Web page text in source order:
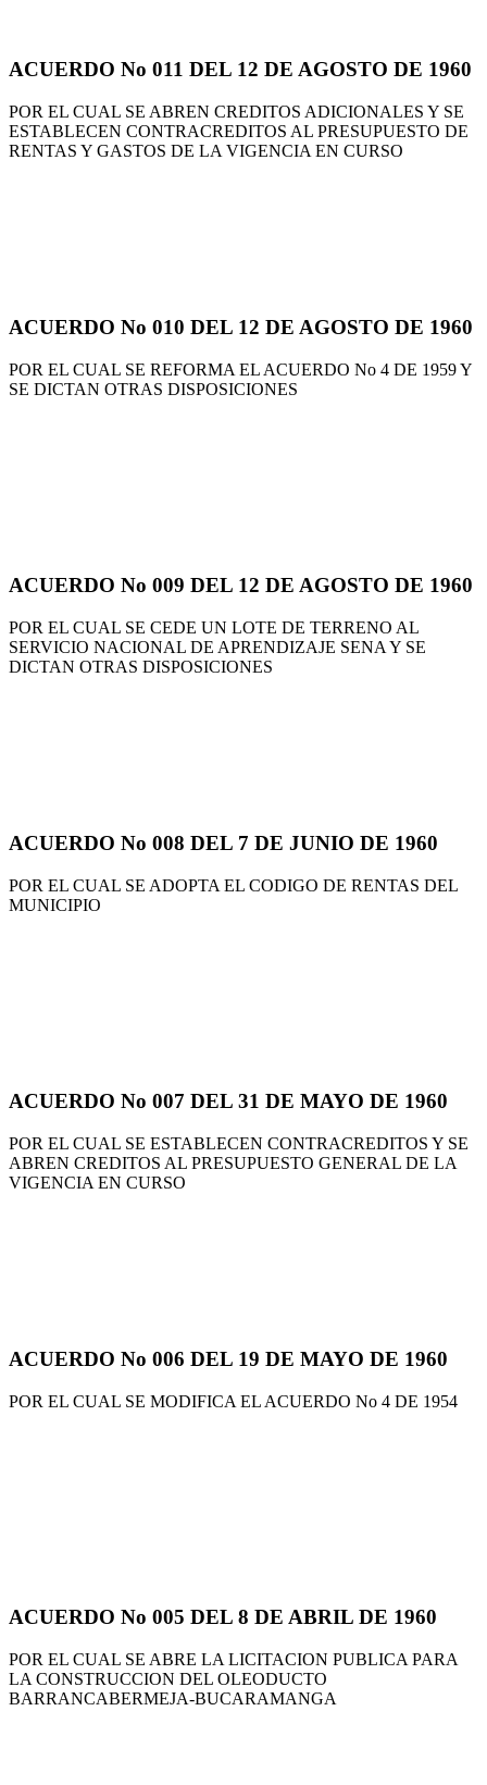
ACUERDO No 011 DEL 12 DE AGOSTO DE 1960
POR EL CUAL SE ABREN CREDITOS ADICIONALES Y SE
ESTABLECEN CONTRACREDITOS AL PRESUPUESTO DE
RENTAS Y GASTOS DE LA VIGENCIA EN CURSO
ACUERDO No 010 DEL 12 DE AGOSTO DE 1960
POR EL CUAL SE REFORMA EL ACUERDO No 4 DE 1959 Y
SE DICTAN OTRAS DISPOSICIONES
ACUERDO No 009 DEL 12 DE AGOSTO DE 1960
POR EL CUAL SE CEDE UN LOTE DE TERRENO AL
SERVICIO NACIONAL DE APRENDIZAJE SENA Y SE
DICTAN OTRAS DISPOSICIONES
ACUERDO No 008 DEL 7 DE JUNIO DE 1960
POR EL CUAL SE ADOPTA EL CODIGO DE RENTAS DEL
MUNICIPIO
ACUERDO No 007 DEL 31 DE MAYO DE 1960
POR EL CUAL SE ESTABLECEN CONTRACREDITOS Y SE
ABREN CREDITOS AL PRESUPUESTO GENERAL DE LA
VIGENCIA EN CURSO
ACUERDO No 006 DEL 19 DE MAYO DE 1960
POR EL CUAL SE MODIFICA EL ACUERDO No 4 DE 1954
ACUERDO No 005 DEL 8 DE ABRIL DE 1960
POR EL CUAL SE ABRE LA LICITACION PUBLICA PARA
LA CONSTRUCCION DEL OLEODUCTO
BARRANCABERMEJA-BUCARAMANGA